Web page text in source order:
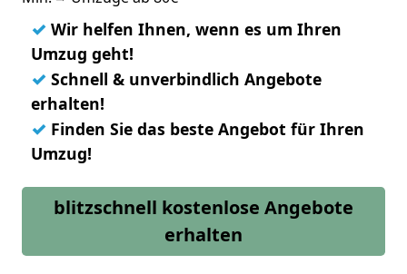
✓ Wir helfen Ihnen, wenn es um Ihren
Umzug geht!
✓ Schnell & unverbindlich Angebote
erhalten!
✓ Finden Sie das beste Angebot für Ihren
Umzug!
blitzschnell kostenlose Angebote
erhalten